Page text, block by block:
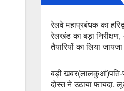
रेलवे महाप्रबंधक का
रेलखंड का बड़ा
तैयारियों का लिया जायजा
बड़ी खबर(लालकुआं)पति-
दोस्त ने उठाया फायदा,